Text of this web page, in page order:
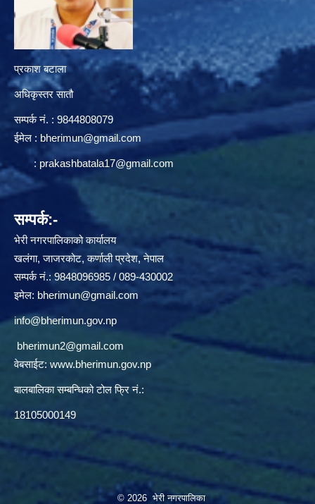
प्रकाश बटाला
अधिकृस्तर सातौ
सम्पर्क न‌ं. : 9844808079
ईमेल : bherimun@gmail.com
: prakashbatala17@gmail.com
सम्पर्क:-
भेरी नगरपालिकाको कार्यालय
खलंगा, जाजरकोट, कर्णाली प्रदेश, नेपाल
सम्पर्क नं.: 9848096985 / 089-430002
इमेल: bherimun@gmail.com
info@bherimun.gov.np
bherimun2@gmail.com
वेबसाईट: www.bherimun.gov.np
बालबालिका सम्बन्धिको टोल फ्रि नं.:
18105000149
© 2026 भेरी नगरपालिका